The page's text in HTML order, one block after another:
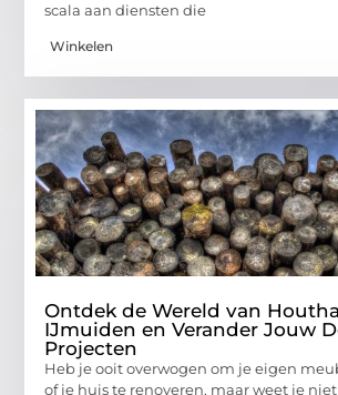
scala aan diensten die
Winkelen
Ontdek de Wereld van
IJmuiden en Verander Jouw
Projecten
Heb je ooit overwogen om je eigen
of je huis te renoveren, maar weet je